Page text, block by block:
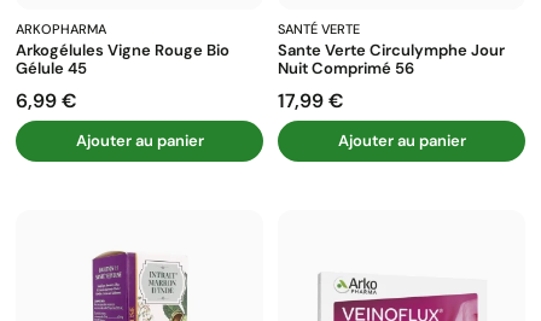
ARKOPHARMA
Arkogélules Vigne Rouge Bio
Gélule 45
Prix
6,99 €
Ajouter au panier
SANTÉ VERTE
Sante Verte Circulymphe Jour
Nuit Comprimé 56
Prix
17,99 €
Ajouter au panier